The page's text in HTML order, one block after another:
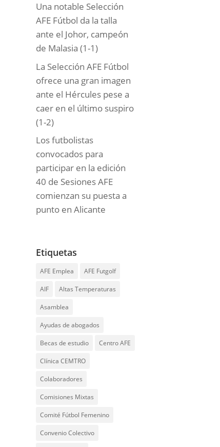
Una notable Selección
AFE Fútbol da la talla
ante el Johor, campeón
de Malasia (1-1)
La Selección AFE Fútbol
ofrece una gran imagen
ante el Hércules pese a
caer en el último suspiro
(1-2)
Los futbolistas
convocados para
participar en la edición
40 de Sesiones AFE
comienzan su puesta a
punto en Alicante
Etiquetas
AFE Emplea AFE Futgolf
AIF Altas Temperaturas
Asamblea
Ayudas de abogados
Becas de estudio Centro AFE
Clínica CEMTRO
Colaboradores
Comisiones Mixtas
Comité Fútbol Femenino
Convenio Colectivo